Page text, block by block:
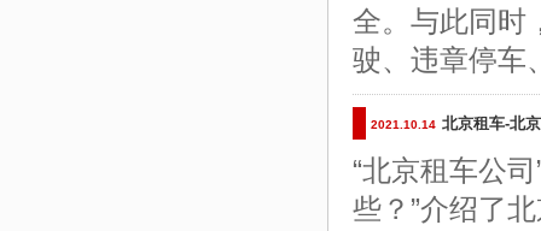
全。与此同时
驶、违章停车
2021.10.14 北京租车-北
“北京租车公
些？”介绍了